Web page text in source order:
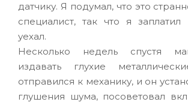
датчику. Я подумал, что это
специалист, так что я заплатил
уехал.
Несколько недель спустя
издавать глухие
отправился к механику, и он
глушения шума, посоветовал